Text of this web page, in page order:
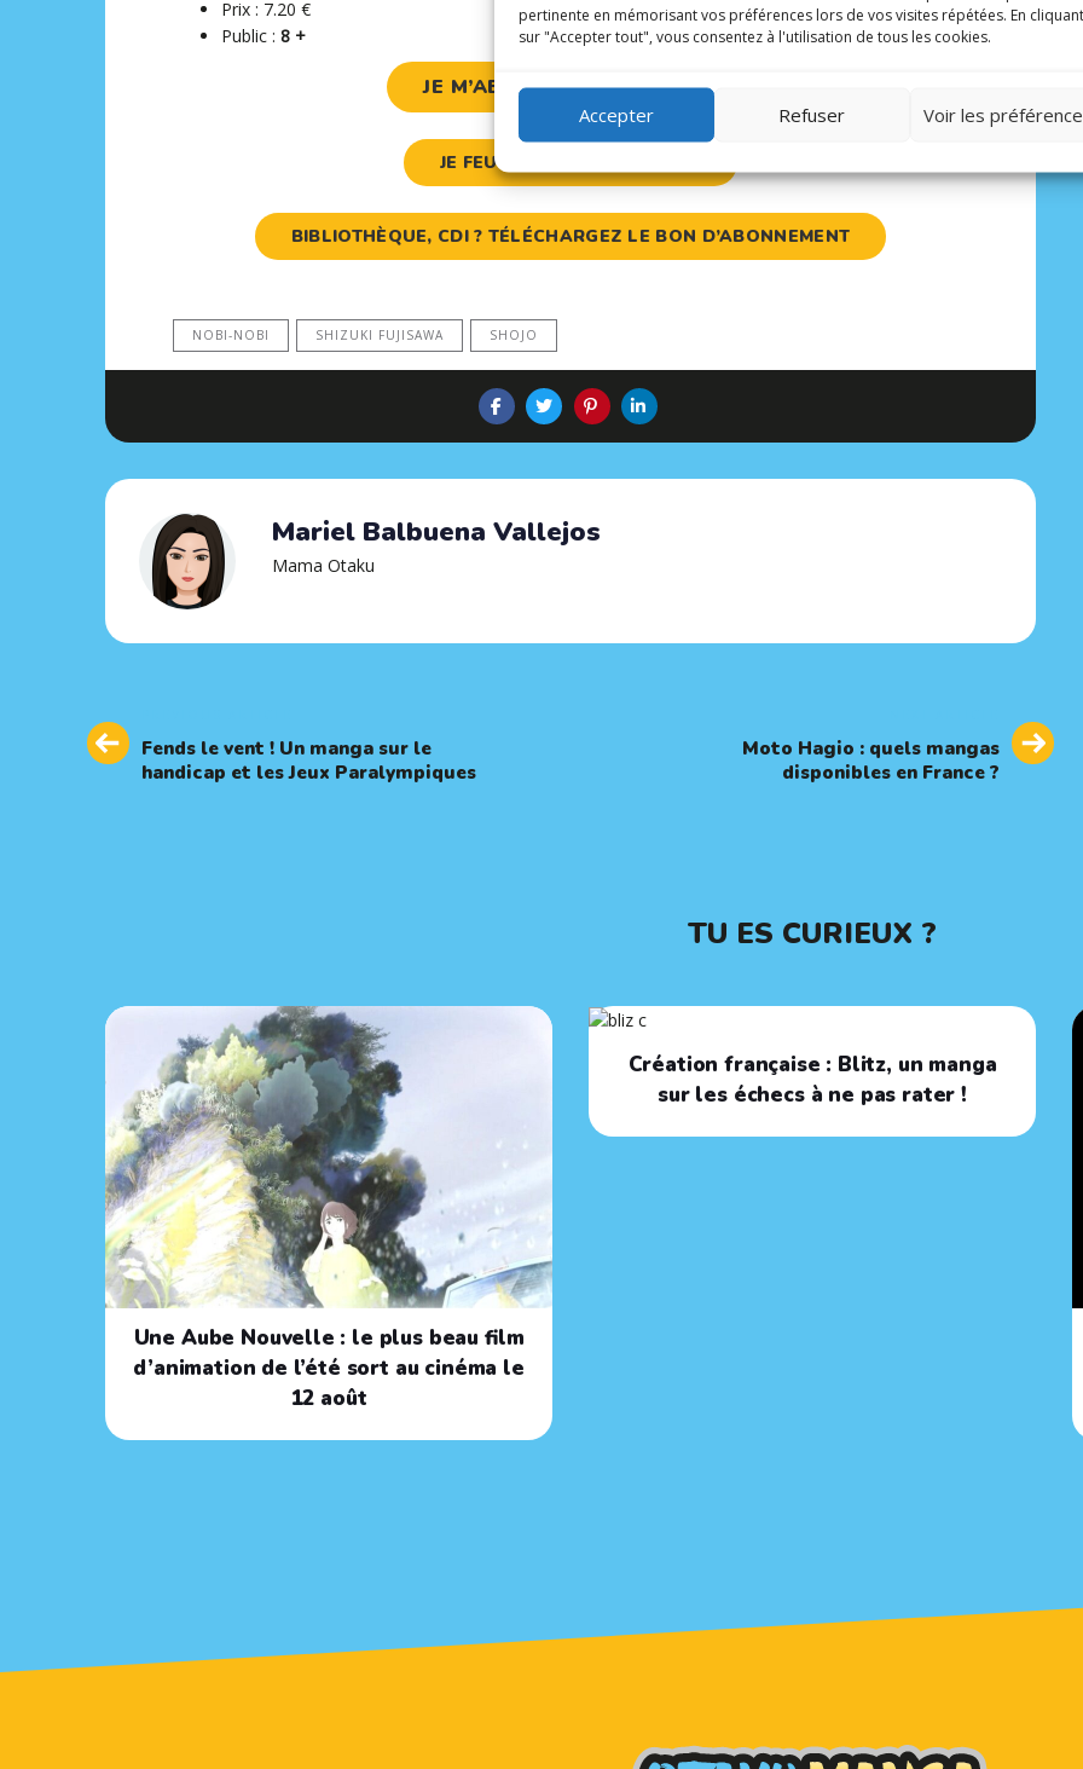
pertinente en mémorisant vos préférences lors de vos visites répétées. En cliquant
sur "Accepter tout", vous consentez à l'utilisation de tous les cookies.
Accepter Refuser Voir les
Prix : 7.20 €
Public : 8 +
JE M’ABONNE AU MAGAZINE
JE FEUILLETTE LE MAGAZINE
BIBLIOTHÈQUE, CDI ? TÉLÉCHARGEZ LE BON D’ABONNEMENT
NOBI-NOBI SHIZUKI FUJISAWA SHOJO
Mariel Balbuena Vallejos
Mama Otaku
Article
Fends le vent ! Un manga sur le
handicap et les Jeux Paralympiques
Moto Hagio : quels mangas
disponibles en France ?
TU ES CURIEUX ?
Une Aube Nouvelle : le plus beau film
d’animation de l’été sort au cinéma le
12 août
Création française : Blitz, un manga
sur les échecs à ne pas rater !